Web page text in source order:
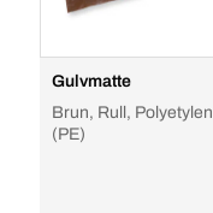
Gulvmatte
Brun, Rull, Polyetylen
(PE)